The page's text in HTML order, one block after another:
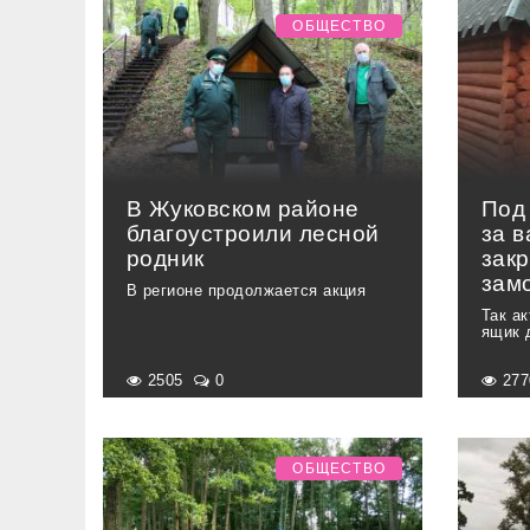
В Жуковском районе
благоустроили лесной
родник
В регионе продолжается акция
ОБЩЕСТВО
2505 0
Под
за
Так
ящик
ОБЩЕСТВО